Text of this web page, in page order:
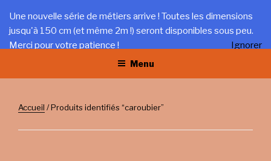
contenu
principal
LA TRÉFILERIE
Gîte et artisanat au coeur du Jura
Menu
Accueil / Produits identifiés “caroubier”
Une nouvelle série de métiers arrive ! Toutes les dimensions
jusqu'à 150 cm (et même 2m !) seront disponibles sous peu.
Merci pour votre patience !
Ignorer